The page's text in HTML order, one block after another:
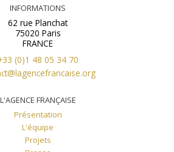
INFORMATIONS
62 rue Planchat
75020 Paris
FRANCE
(0)1 48 05 34 70
L'AGENCE FRANÇAISE
Présentation
L'équipe
Projets